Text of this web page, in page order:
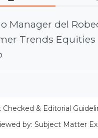
Manager del
Trends Equities
Checked & Editorial
by: Subject Matter